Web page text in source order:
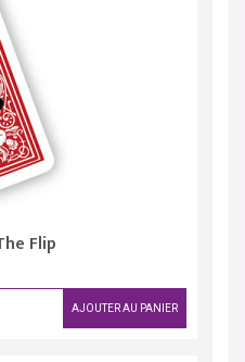
Flip
AJOUTER AU PANIER